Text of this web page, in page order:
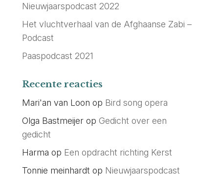
Nieuwjaarspodcast 2022
Het vluchtverhaal van de Afghaanse Zabi –
Podcast
Paaspodcast 2021
Recente reacties
Mari'an van Loon op Bird song opera
Olga Bastmeijerop Gedicht over een
gedicht
Harma op Een opdracht richting Kerst
Tonnie meinhardt op Nieuwjaarspodcast